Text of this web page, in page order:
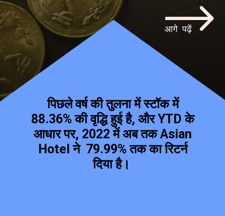
पिछले वर्ष की तुलना में स्टॉक में
88.36% की वृद्धि हुई है, और YTD के
आधार पर, 2022 में अब तक Asian
Hotel ने 79.99% तक का रिटर्न
दिया है।
आगे पढ़ें